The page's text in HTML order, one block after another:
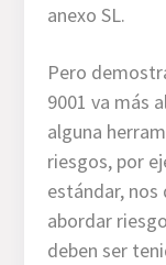
anexo SL.
Pero
9001 va más
alguna
riesgos, por
estándar, nos
abordar
deben ser